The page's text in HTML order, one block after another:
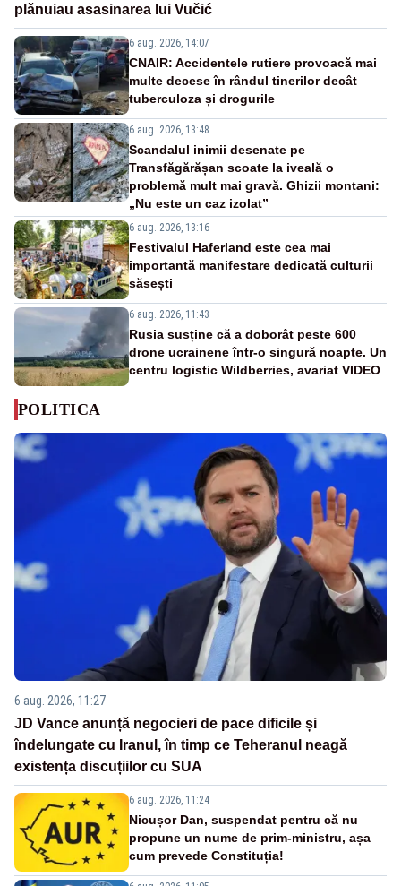
plănuiau asasinarea lui Vučić
6 aug. 2026, 14:07
CNAIR: Accidentele rutiere provoacă mai
multe decese în rândul tinerilor decât
tuberculoza și drogurile
6 aug. 2026, 13:48
Scandalul inimii desenate pe
Transfăgărășan scoate la iveală o
problemă mult mai gravă. Ghizii montani:
„Nu este un caz izolat”
6 aug. 2026, 13:16
Festivalul Haferland este cea mai
importantă manifestare dedicată culturii
săsești
6 aug. 2026, 11:43
Rusia susține că a doborât peste 600
drone ucrainene într-o singură noapte. Un
centru logistic Wildberries, avariat VIDEO
POLITICA
6 aug. 2026, 11:27
JD Vance anunță negocieri de pace dificile și
îndelungate cu Iranul, în timp ce Teheranul neagă
existența discuțiilor cu SUA
6 aug. 2026, 11:24
Nicușor Dan, suspendat pentru că nu
propune un nume de prim-ministru, așa
cum prevede Constituția!